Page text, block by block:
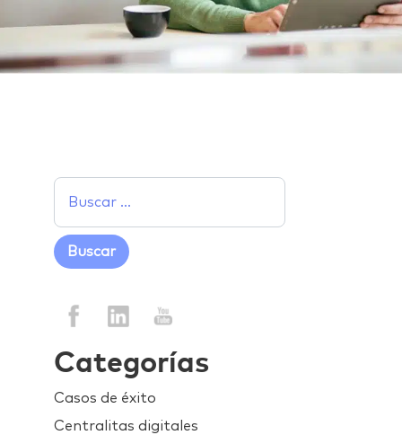
Categorías
Casos de éxito
Centralitas digitales